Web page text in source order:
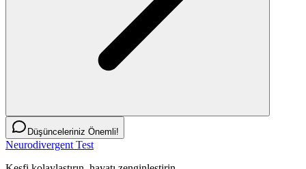
Düşünceleriniz Önemli!
Neurodivergent Test